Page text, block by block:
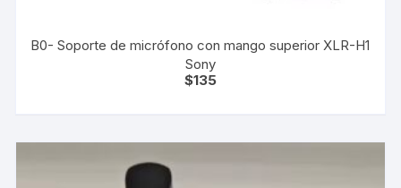
B0- Soporte de micrófono con mango superior XLR-H1
Sony
$135